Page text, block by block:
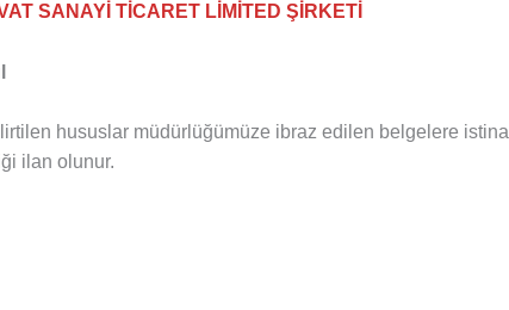
SANAYİ TİCARET LİMİTED ŞİRKETİ
hususlar müdürlüğümüze ibraz edilen belgelere
ilan olunur.